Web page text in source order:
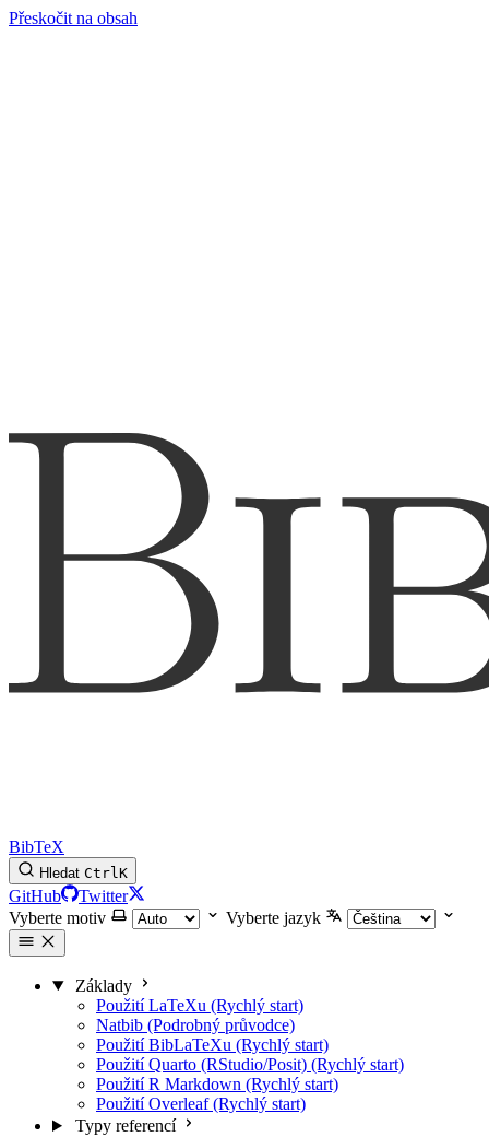
Přeskočit na obsah
BibTeX
Hledat CtrlK
GitHub
Twitter
Vyberte motiv
Vyberte jazyk
Základy
Použití LaTeXu (Rychlý start)
Natbib (Podrobný průvodce)
Použití BibLaTeXu (Rychlý start)
Použití Quarto (RStudio/Posit) (Rychlý start)
Použití R Markdown (Rychlý start)
Použití Overleaf (Rychlý start)
Typy referencí